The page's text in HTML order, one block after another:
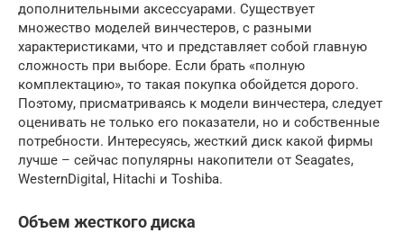
дополнительными аксессуарами. Существует
множество моделей винчестеров, с разными
характеристиками, что и представляет собой главную
сложность при выборе. Если брать «полную
комплектацию», то такая покупка обойдется дорого.
Поэтому, присматриваясь к модели винчестера, следует
оценивать не только его показатели, но и собственные
потребности. Интересуясь, жесткий диск какой фирмы
лучше – сейчас популярны накопители от Seagates,
WesternDigital, Hitachi и Toshiba.
Объем жесткого диска